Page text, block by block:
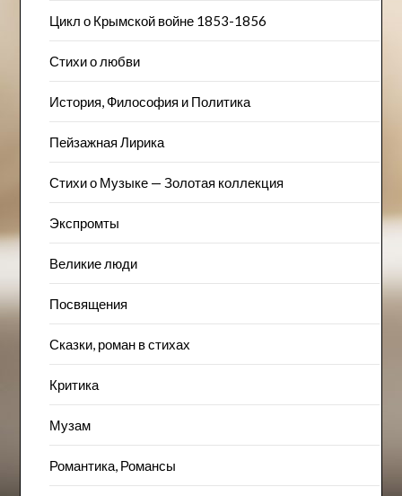
Цикл о Крымской войне 1853-1856
Стихи о любви
История, Философия и Политика
Пейзажна​я Лирика
Стихи о Музыке — Золотая коллекция
Экспромты
Великие люди
Посвящения
Сказки, роман в стихах
Критика
Музам
Романтика, Романсы